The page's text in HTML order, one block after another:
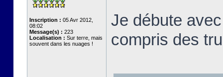
Inscription : 05 Avr 2012,
08:02
Message(s) : 223
Localisation : Sur terre, mais
souvent dans les nuages !
Je débute
compris des